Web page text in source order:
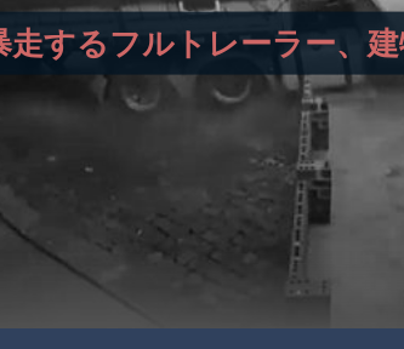
走するフルトレーラー、